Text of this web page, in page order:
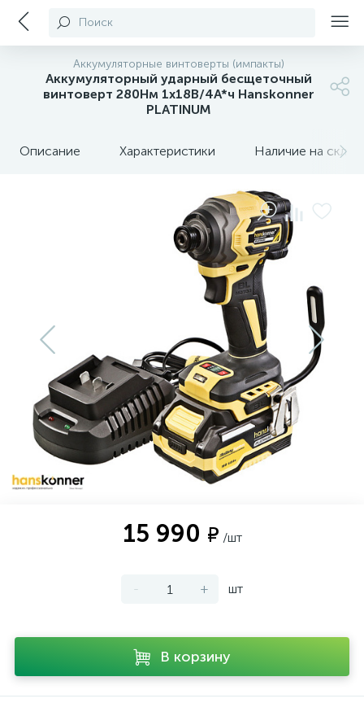
Поиск
Аккумуляторные винтоверты (импакты)
Аккумуляторный ударный бесщеточный
винтоверт 280Нм 1х18В/4А*ч Hanskonner
PLATINUM
Описание Характеристики Наличие на
15 990 ₽ /шт
- + шт
В корзину